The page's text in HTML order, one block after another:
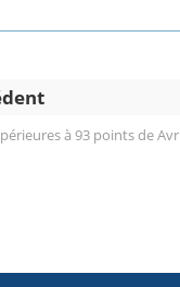
à 93 points de